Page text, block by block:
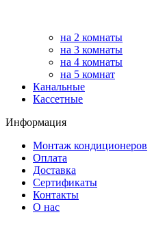
на 2 комнаты
на 3 комнаты
на 4 комнаты
на 5 комнат
Канальные
Кассетные
Информация
Монтаж кондиционеров
Оплата
Доставка
Сертификаты
Контакты
О нас